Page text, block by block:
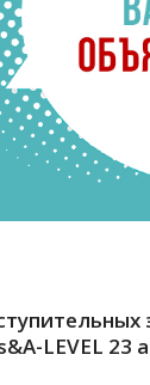
LEVEL 23